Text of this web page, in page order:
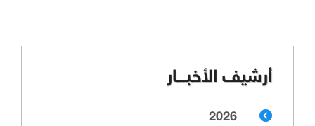
أرشيف الأخبـــار
2026